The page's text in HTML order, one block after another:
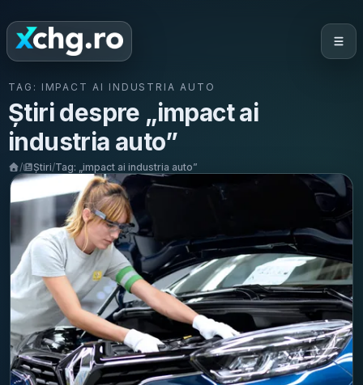
TAG: IMPACT AI INDUSTRIA AUTO
Știri despre „impact ai
industria auto”
/ Știri/Tag: „impact ai industria auto”